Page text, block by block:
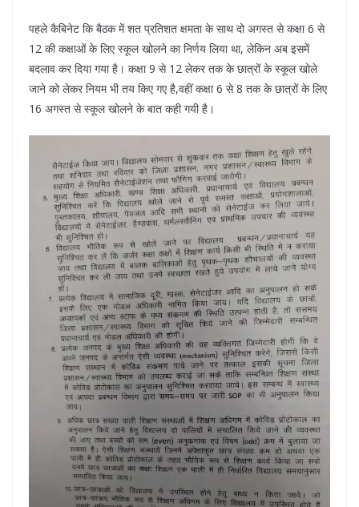
पहले कैबिनेट कि बैठक में शत प्रतिशत क्षमता के साथ दो अगस्त से कक्षा 6 से
12 की कक्षाओं के लिए स्कूल खोलने का निर्णय लिया था, लेकिन अब इसमें
बदलाव कर दिया गया है। कक्षा 9 से 12 लेकर तक के छात्रों के स्कूल खोले
जाने को लेकर नियम भी तय किए गए है,वहीं कक्षा 6 से 8 तक के छात्रों के लिए
16 अगस्त से स्कूल खोलने के बात कही गयी है।